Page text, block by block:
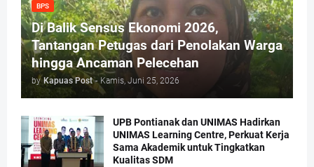
BPS
Di Balik Sensus Ekonomi 2026,
Tantangan Petugas dari Penolakan Warga
hingga Ancaman Pelecehan
by Kapuas Post - Kamis, Juni 25, 2026
UPB Pontianak dan UNIMAS Hadirkan
UNIMAS Learning Centre, Perkuat Kerja
Sama Akademik untuk Tingkatkan
Kualitas SDM